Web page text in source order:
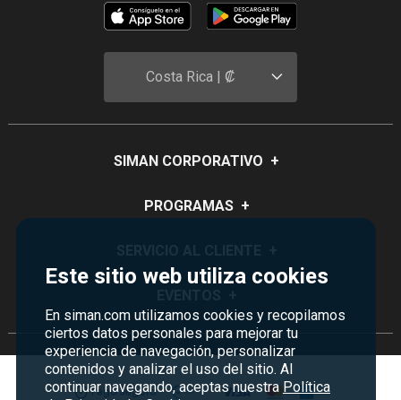
Este sitio web utiliza cookies
En siman.com utilizamos cookies y recopilamos
ciertos datos personales para mejorar tu
experiencia de navegación, personalizar
contenidos y analizar el uso del sitio. Al
continuar navegando, aceptas nuestra Política
Costa Rica | ₡
SIMAN CORPORATIVO +
Quiénes Somos
Servicios
Empleos Siman
PROGRAMAS +
Certificados de Regalo
Siman PRO
Credisiman
Política de devoluciones y garantías
Contáctenos
Seguridad del sitio
Rebajas
Madres